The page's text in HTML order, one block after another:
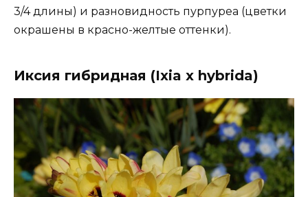
3/4 длины) и разновидность пурпуреа (цветки
окрашены в красно-желтые оттенки).
Иксия гибридная (Ixia x hybrida)